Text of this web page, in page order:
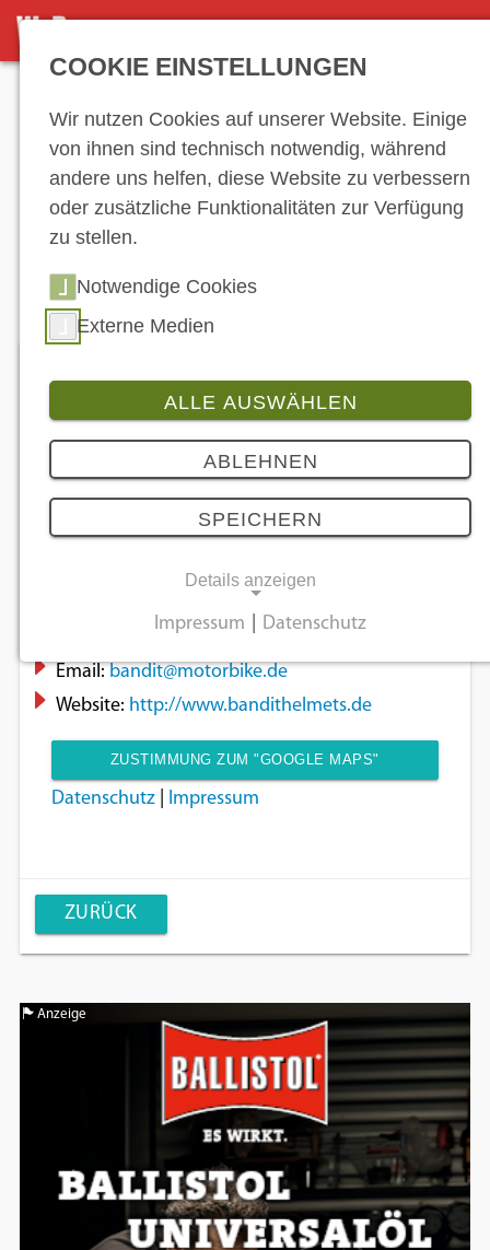
DETAILANSICHT
Hersteller-
Verzeichnis
Bandit Helmets GmbH
Adresse:Darwinstraße 2, 10589 Berlin -
Charlottenburg
Deutschland
030/30099682
Email:bandit@motorbike.de
Website: http://www.bandithelmets.de
ZUSTIMMUNG ZUM "GOOGLE MAPS"
COOKIE UM DIESEN INHALT ANZUZEIGEN
Datenschutz Impressum
ZURÜCK
Anzeige
COOKIE EINSTELLUNGEN
Wir nutzen Cookies auf unserer Website. Einige
von ihnen sind technisch notwendig, während
andere uns helfen, diese Website zu verbessern
oder zusätzliche Funktionalitäten zur Verfügung
zu stellen.
Notwendige Cookies
Externe Medien
ALLE AUSWÄHLEN
ABLEHNEN
SPEICHERN
Details anzeigen
Notwendige Cookies ermöglichen
grundlegende Funktionen und sind für die
einwandfreie Funktion der Website
cookie_consent
Zweck:
Einverständnis-Optionen des Benutzers
EXTERNE MEDIEN
Um Inhalte von Videoplattformen und
Social Media Plattformen anzeigen zu
Impressum Datenschutz